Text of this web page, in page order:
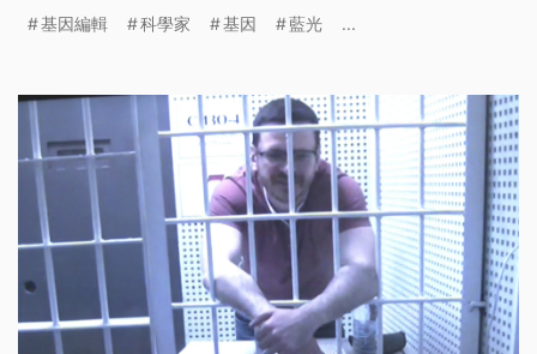
基因編輯 科學家 基因 藍光 ...